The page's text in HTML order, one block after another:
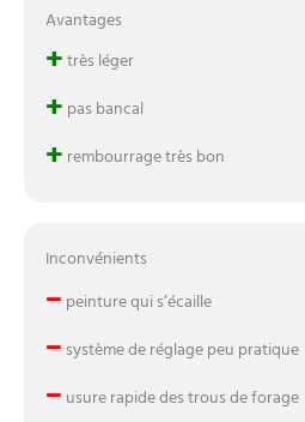
Avantages
+très léger
+ pas bancal
+ rembourrage très bon
Inconvénients
– peinture qui s’écaille
– système de réglage peu pratique
– usure rapide des trous de forage